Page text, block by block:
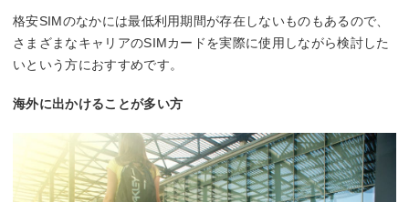
格安SIMのなかには最低利用期間が存在しないものもあるので、
さまざまなキャリアのSIMカードを実際に使用しながら検討した
いという方におすすめです。
海外に出かけることが多い方